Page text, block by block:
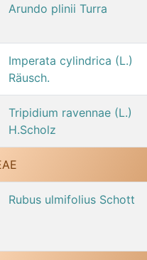
Arundo plinii Turra
Imperata cylindrica (L.)
Räusch.
Tripidium ravennae (L.)
H.Scholz
Rubus ulmifolius Schott